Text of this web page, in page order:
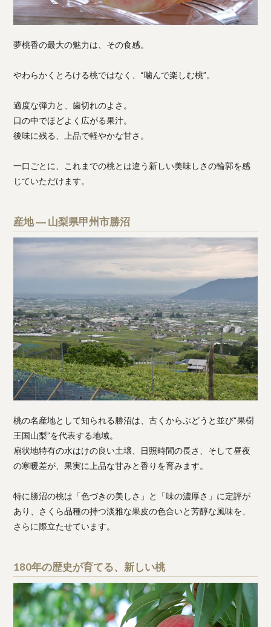
夢桃香の最大の魅力は、その食感。
やわらかくとろける桃ではなく、“噛んで楽しむ桃”。
適度な弾力と、歯切れのよさ。
口の中でほどよく広がる果汁。
後味に残る、上品で軽やかな甘さ。
一口ごとに、これまでの桃とは違う新しい美味しさの輪郭を感
じていただけます。
産地 ― 山梨県甲州市勝沼
桃の名産地として知られる勝沼は、古くからぶどうと並び“果樹
王国山梨”を代表する地域。
扇状地特有の水はけの良い土壌、日照時間の長さ、そして昼夜
の寒暖差が、果実に上品な甘みと香りを育みます。
特に勝沼の桃は「色づきの美しさ」と「味の濃厚さ」に定評が
あり、さくら品種の持つ淡雅な果皮の色合いと芳醇な風味を、
さらに際立たせています。
180年の歴史が育てる、新しい桃